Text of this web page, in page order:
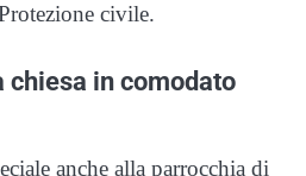
civile.
chiesa in comodato
anche alla parrocchia di